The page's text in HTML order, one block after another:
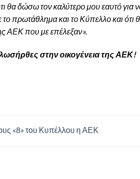
θα δώσω τον καλύτερο μου εαυτό
το πρωτάθλημα και το Κύπελλο και
ΑΕΚ που με επέλεξαν».
στην οικογένεια της ΑΕΚ!
«8» του Κυπέλλου η ΑΕΚ